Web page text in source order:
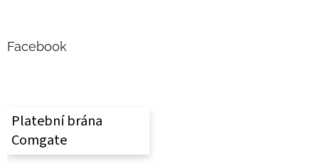
Facebook
Platební brána
Comgate